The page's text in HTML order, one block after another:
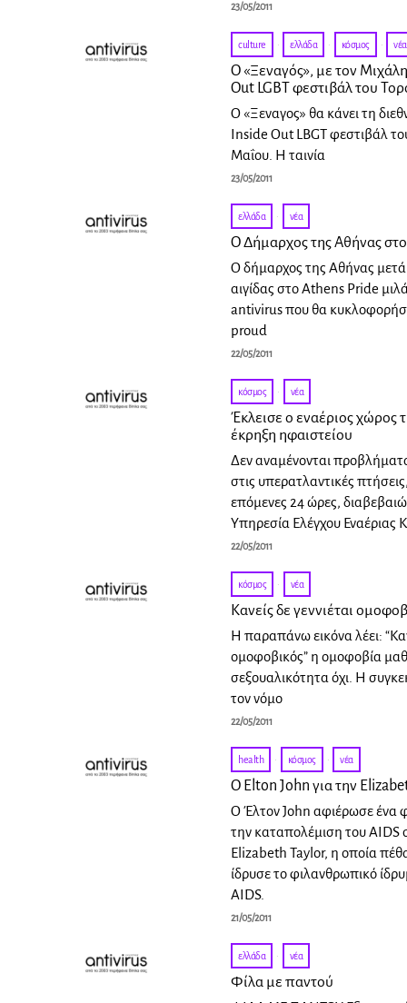
23/05/2011
culture · ελλάδα · κόσμος · νέα
O «Ξεναγός», με τον
Out LGBT φεστιβάλ του
Ο «Ξεναγος» θα κάνει τη
Ιnside Out LBGT φεστιβάλ
Μαΐου. H ταινία
23/05/2011
ελλάδα · νέα
Ο Δήμαρχος της Αθήνας
Ο δήμαρχος της Αθήνας
αιγίδας στο Athens Pride
antivirus που θα
proud
22/05/2011
κόσμος · νέα
Έκλεισε ο εναέριος χώρος
έκρηξη ηφαιστείου
Δεν αναμένονται
στις υπερατλαντικές
επόμενες 24 ώρες,
Υπηρεσία Ελέγχου Εναέριας
22/05/2011
κόσμος · νέα
Κανείς δε γεννιέται
H παραπάνω εικόνα λέει:
ομοφοβικός” η ομοφοβία
σεξουαλικότητα όχι. Η
τον νόμο
22/05/2011
health · κόσμος · νέα
Ο Elton John για την
Ο Έλτον John αφιέρωσε ένα
την καταπολέμιση του AIDS
Elizabeth Taylor, η οποία
ίδρυσε το φιλανθρωπικό
AIDS.
21/05/2011
ελλάδα · νέα
Φίλα με παντού